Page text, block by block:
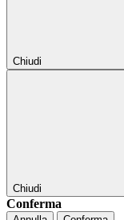
Chiudi
Chiudi
Conferma